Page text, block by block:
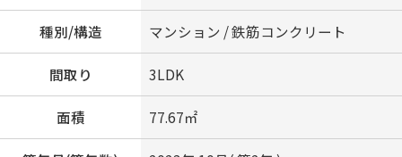
種別/構造 マンション / 鉄筋コンクリート
間取り 3LDK
面積 77.67㎡